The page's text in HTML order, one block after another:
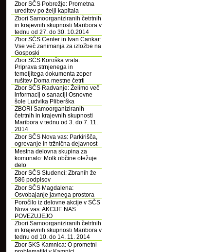
Zbor SČS Pobrežje: Prometna
ureditev po želji kapitala
Zbori Samoorganiziranih četrtnih
in krajevnih skupnosti Maribora v
tednu od 27. do 30. 10.2014
Zbor SČS Center in Ivan Cankar:
Vse več zanimanja za izložbe na
Gosposki
Zbor SČS Koroška vrata:
Priprava strnjenega in
temeljitega dokumenta zoper
rušitev Doma mestne četrti
Zbor SČS Radvanje: Želimo več
informacij o sanaciji Osnovne
šole Ludvika Pliberška
ZBORI Samoorganiziranih
četrtnih in krajevnih skupnosti
Maribora v tednu od 3. do 7. 11.
2014
Zbor SČS Nova vas: Parkirišča,
ogrevanje in tržnična dejavnost
Mestna delovna skupina za
komunalo: Molk občine otežuje
delo
Zbor SČS Studenci: Zbranih že
586 podpisov
Zbor SČS Magdalena:
Osvobajanje javnega prostora
Poročilo iz delovne akcije v SČS
Nova vas: AKCIJE NAS
POVEZUJEJO
Zbori Samoorganiziranih četrtnih
in krajevnih skupnosti Maribora v
tednu od 10. do 14. 11. 2014
Zbor SKS Kamnica: O prometni